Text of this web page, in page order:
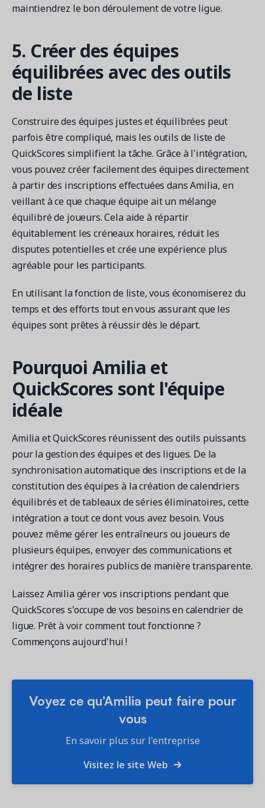
maintiendrez le bon déroulement de votre ligue.
5. Créer des équipes
équilibrées avec des outils
de liste
Construire des équipes justes et équilibrées peut
parfois être compliqué, mais les outils de liste de
QuickScores simplifient la tâche. Grâce à l'intégration,
vous pouvez créer facilement des équipes directement
à partir des inscriptions effectuées dans Amilia, en
veillant à ce que chaque équipe ait un mélange
équilibré de joueurs. Cela aide à répartir
équitablement les créneaux horaires, réduit les
disputes potentielles et crée une expérience plus
agréable pour les participants.
En utilisant la fonction de liste, vous économiserez du
temps et des efforts tout en vous assurant que les
équipes sont prêtes à réussir dès le départ.
Pourquoi Amilia et
QuickScores sont l'équipe
idéale
Amilia et QuickScores réunissent des outils puissants
pour la gestion des équipes et des ligues. De la
synchronisation automatique des inscriptions et de la
constitution des équipes à la création de calendriers
équilibrés et de tableaux de séries éliminatoires, cette
intégration a tout ce dont vous avez besoin. Vous
pouvez même gérer les entraîneurs ou joueurs de
plusieurs équipes, envoyer des communications et
intégrer des horaires publics de manière transparente.
Laissez Amilia gérer vos inscriptions pendant que
QuickScores s'occupe de vos besoins en calendrier de
ligue. Prêt à voir comment tout fonctionne ?
Commençons aujourd'hui !
Voyez ce qu'Amilia peut faire pour
vous
En savoir plus sur l'entreprise
Visitez le site Web